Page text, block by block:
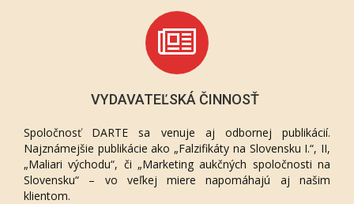
VYDAVATEĽSKÁ ČINNOSŤ
Spoločnosť DARTE sa venuje aj odbornej publikácií.
Najznámejšie publikácie ako „Falzifikáty na Slovensku I.“, II,
„Maliari východu“, či „Marketing aukčných spoločnosti na
Slovensku“ – vo veľkej miere napomáhajú aj našim
klientom.